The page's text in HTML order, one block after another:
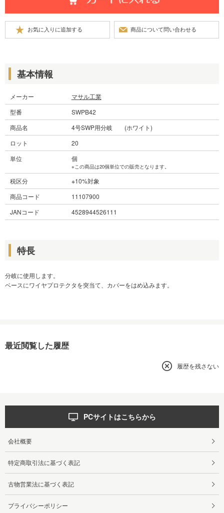
基本情報
メーカー
マサル工業
型番
SWPB42
商品名
4号SWP用分岐 (ホワイト)
ロット
20
単位
個
※この商品は20個単位での販売となります。
税区分
※10%対象
商品コード
11107900
JANコード
4528944526111
特長
分岐に使用します。
ベースにワイヤプロテクタを突当て、カバーをはめ込みます。
最近閲覧した履歴
履歴を残さない
PCサイトはこちらから
会社概要
特定商取引法に基づく表記
古物営業法に基づく表記
プライバシーポリシー